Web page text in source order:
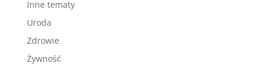
Inne tematy
Uroda
Zdrowie
Żywność